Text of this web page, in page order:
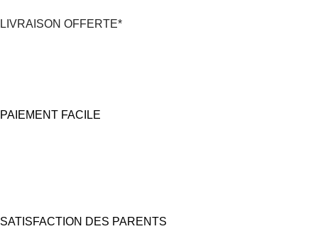
LIVRAISON OFFERTE*
PAIEMENT FACILE
SATISFACTION DES PARENTS